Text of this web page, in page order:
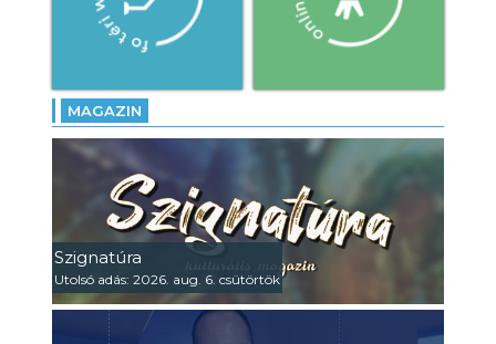
MAGAZIN
Szignatúra
Utolsó adás: 2026. aug. 6. csütörtök